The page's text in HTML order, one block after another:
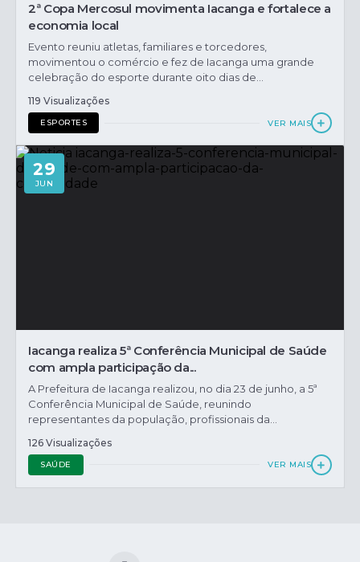
ESPORTES
2ª Copa Mercosul movimenta Iacanga e fortalece a
economia local
Evento reuniu atletas, familiares e torcedores,
movimentou o comércio e fez de Iacanga uma grande
celebração do esporte durante oito dias de...
119 Visualizações
VER MAIS
SAÚDE
29
JUN
Iacanga realiza 5ª Conferência Municipal de Saúde
com ampla participação da...
A Prefeitura de Iacanga realizou, no dia 23 de junho, a 5ª
Conferência Municipal de Saúde, reunindo
representantes da população, profissionais da...
126 Visualizações
VER MAIS